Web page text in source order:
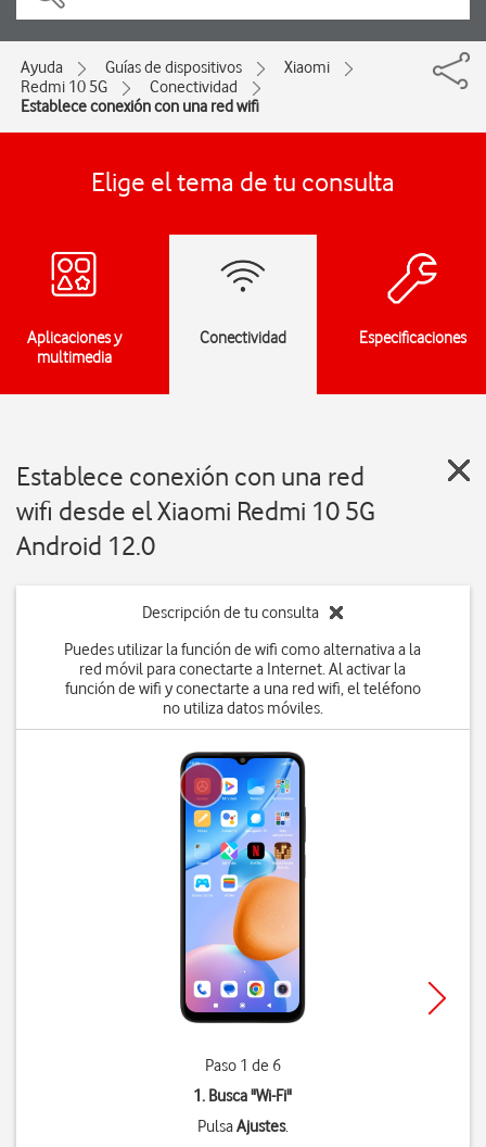
Ayuda Guías de dispositivos
Xiaomi
Redmi 10 5G
Conectividad
Establece conexión con una red wifi
Elige el tema de tu consulta
Aplicaciones y
multimedia
Conectividad Especificaciones
Establece conexión con una red
wifi desde el Xiaomi Redmi 10 5G
Android 12.0
Descripción de tu consulta
Puedes utilizar la función de wifi como alternativa a la
red móvil para conectarte a Internet. Al activar la
función de wifi y conectarte a una red wifi, el teléfono
no utiliza datos móviles.
Paso 1 de 6
1. Busca "Wi-Fi"
PulsaAjustes.